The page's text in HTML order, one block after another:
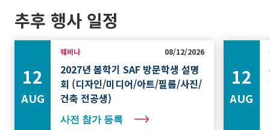
추후 행사 일정
12
AUG
웨비나 08/12/2026
2027년 봄학기 SAF 방문학생 설명
회 (디자인/미디어/아트/필름/사진/
건축 전공생)
사전 참가 등록
12
AUG